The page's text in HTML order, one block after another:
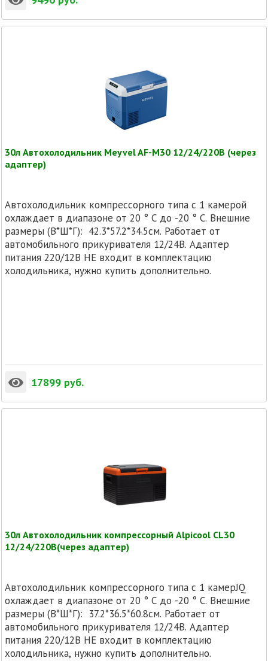
30л Автохолодильник Meyvel AF-M30 12/24/220В (через
адаптер)
Автохолодильник компрессорного типа с 1 камерой
охлаждает в диапазоне от 20 ° C до -20 ° C. Внешние
размеры (В*Ш*Г): 42.3*57.2*34.5см. Работает от
автомобильного прикуривателя 12/24В. Адаптер
питания 220/12В НЕ входит в комплектацию
холодильника, нужно купить дополнительно.
17899 руб.
30л Автохолодильник компрессорный Alpicool CL30
12/24/220В(через адаптер)
Автохолодильник компрессорного типа с 1 камерJQ
охлаждает в диапазоне от 20 ° C до -20 ° C. Внешние
размеры (В*Ш*Г): 37.2*36.5*60.8см. Работает от
автомобильного прикуривателя 12/24В. Адаптер
питания 220/12В НЕ входит в комплектацию
холодильника, нужно купить дополнительно.